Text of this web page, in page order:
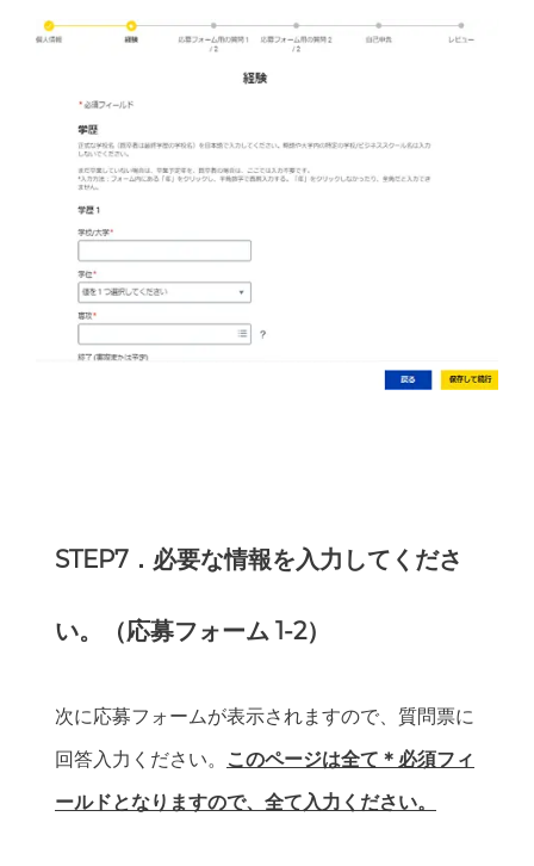
STEP7．必要な情報を入力してくださ
い。（応募フォーム 1-2）
次に応募フォームが表示されますので、質問票に
回答入力ください。
このページは全て＊必須フィ
ールドとなりますので、全て入力ください。